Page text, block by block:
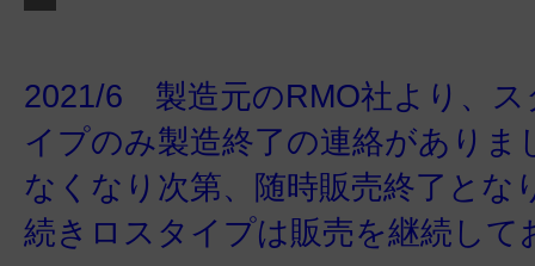
2021/6 製造元のRMO社より、ス
イプのみ製造終了の連絡がありま
なくなり次第、随時販売終了とな
続きロスタイプは販売を継続して